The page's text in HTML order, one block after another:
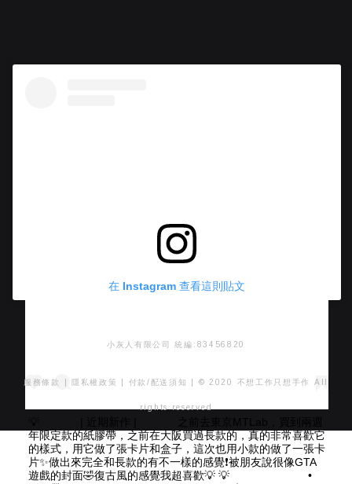
在 Instagram 查看這則貼文
年限定款的紙膠帶，之前在大阪買過長款的，真的非常喜歡它
的樣式，用它做了張卡片和盒子，這次也用小款的做了一張卡
片✨做出來完全和長款的有不一樣的感覺❗️被朋友說很像GTA
遊戲的封面🤣復古風的感覺我超喜歡💡 💡 ⠀⠀ ⠀⠀ ⠀⠀ ⠀⠀ •
小灰人有限公司 統編:83456820
服務條款 隱私權政策 付款/配送須知 | © 2020 不想工作只想手作 All
rights reserved